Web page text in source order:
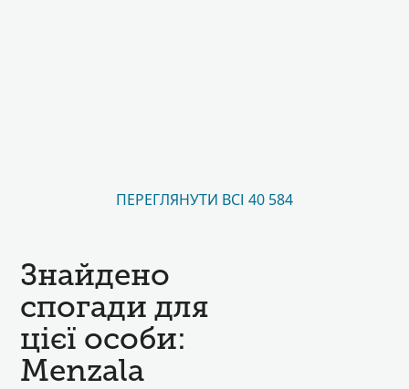
ПЕРЕГЛЯНУТИ ВСІ 40 584
Знайдено
спогади для
цієї особи:
Menzala